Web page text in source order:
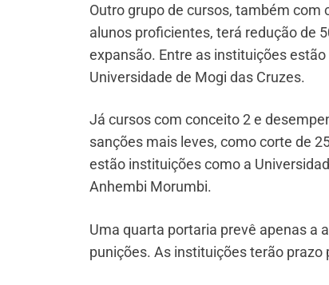
Outro grupo de cursos, também com
alunos proficientes, terá redução de
expansão. Entre as instituições
Universidade de Mogi das Cruzes.
Já cursos com conceito 2 e
sanções mais leves, como corte de
estão instituições como a
Anhembi Morumbi.
Uma quarta portaria prevê apenas a
punições. As instituições terão